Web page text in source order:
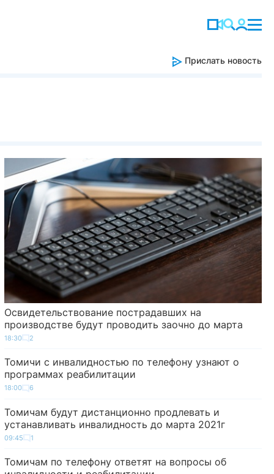
Прислать новость
Освидетельствование пострадавших на
производстве будут проводить заочно до марта
18:30 2
Томичи с инвалидностью по телефону узнают о
программах реабилитации
18:00 6
Томичам будут дистанционно продлевать и
устанавливать инвалидность до марта 2021г
09:45 1
Томичам по телефону ответят на вопросы об